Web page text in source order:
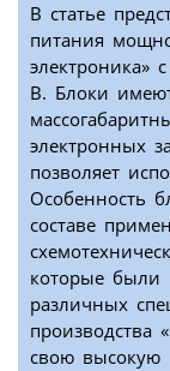
В статье
питания
электроника»
В. Блоки
электронных
позволяет
Особенность
составе
которые были
различных
производства
свою высокую